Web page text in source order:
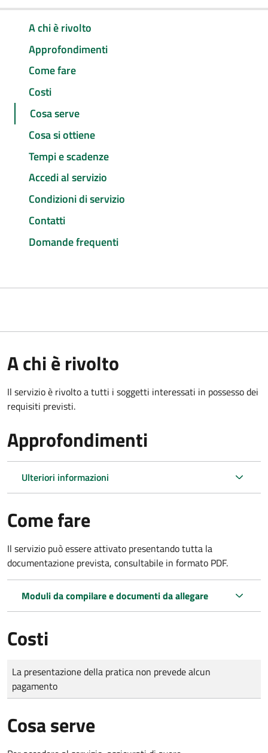
A chi è rivolto
Approfondimenti
Come fare
Costi
Cosa serve
Cosa si ottiene
Tempi e scadenze
Accedi al servizio
Condizioni di servizio
Contatti
Domande frequenti
A chi è rivolto
Il servizio è rivolto a tutti i soggetti interessati in possesso dei
requisiti previsti.
Approfondimenti
Ulteriori informazioni
Come fare
Il servizio può essere attivato presentando tutta la
documentazione prevista, consultabile in formato PDF.
Moduli da compilare e documenti da allegare
Costi
Tipo di pagamento
Importo
La presentazione della pratica non prevede alcun
pagamento
Cosa serve